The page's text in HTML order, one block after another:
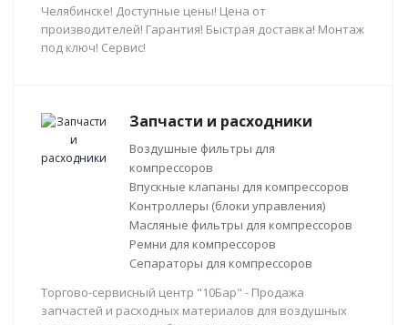
Челябинске! Доступные цены! Цена от
производителей! Гарантия! Быстрая доставка! Монтаж
под ключ! Сервис!
Запчасти и расходники
Воздушные фильтры для
компрессоров
Впускные клапаны для компрессоров
Контроллеры (блоки управления)
Масляные фильтры для компрессоров
Ремни для компрессоров
Сепараторы для компрессоров
Торгово-сервисный центр "10Бар" - Продажа
запчастей и расходных материалов для воздушных